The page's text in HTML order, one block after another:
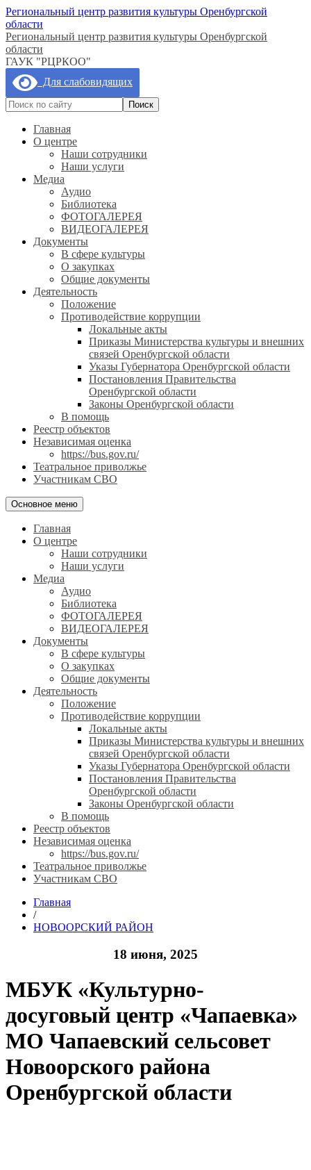
Региональный центр развития культуры Оренбургской
области
Региональный центр развития культуры Оренбургской
области
ГАУК "РЦРКОО"
Для слабовидящих
Главная
О центре
Наши сотрудники
Наши услуги
Медиа
Аудио
Библиотека
ФОТОГАЛЕРЕЯ
ВИДЕОГАЛЕРЕЯ
Документы
В сфере культуры
О закупках
Общие документы
Деятельность
Положение
Противодействие коррупции
Локальные акты
Приказы Министерства культуры и внешних
связей Оренбургской области
Указы Губернатора Оренбургской области
Постановления Правительства
Оренбургской области
Законы Оренбургской области
В помощь
Реестр объектов
Независимая оценка
https://bus.gov.ru/
Театральное приволжье
Участникам СВО
Основное меню
Главная
О центре
Наши сотрудники
Наши услуги
Медиа
Аудио
Библиотека
ФОТОГАЛЕРЕЯ
ВИДЕОГАЛЕРЕЯ
Документы
В сфере культуры
О закупках
Общие документы
Деятельность
Положение
Противодействие коррупции
Локальные акты
Приказы Министерства культуры и внешних
связей Оренбургской области
Указы Губернатора Оренбургской области
Постановления Правительства
Оренбургской области
Законы Оренбургской области
В помощь
Реестр объектов
Независимая оценка
https://bus.gov.ru/
Театральное приволжье
Участникам СВО
Главная
/
НОВООРСКИЙ РАЙОН
18 июня, 2025
МБУК «Культурно-
досуговый центр «Чапаевка»
МО Чапаевский сельсовет
Новоорского района
Оренбургской области